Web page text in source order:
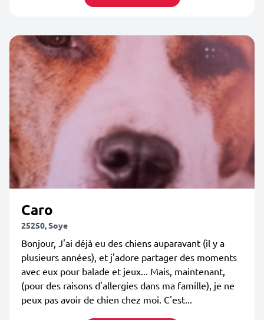
Caro
25250, Soye
Bonjour, J'ai déjà eu des chiens auparavant (il y a
plusieurs années), et j'adore partager des moments
avec eux pour balade et jeux... Mais, maintenant,
(pour des raisons d'allergies dans ma famille), je ne
peux pas avoir de chien chez moi. C'est...